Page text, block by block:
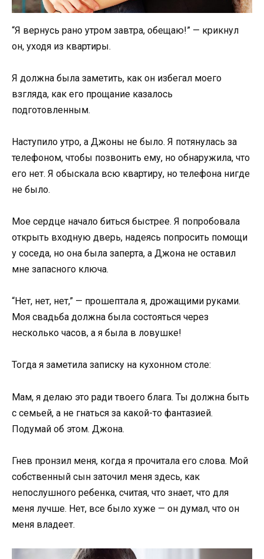
“Я вернусь рано утром завтра, обещаю!” — крикнул
он, уходя из квартиры.
Я должна была заметить, как он избегал моего
взгляда, как его прощание казалось
подготовленным.
Наступило утро, а Джоны не было. Я потянулась за
телефоном, чтобы позвонить ему, но обнаружила, что
его нет. Я обыскала всю квартиру, но телефона нигде
не было.
Мое сердце начало биться быстрее. Я попробовала
открыть входную дверь, надеясь попросить помощи
у соседа, но она была заперта, а Джона не оставил
мне запасного ключа.
“Нет, нет, нет,” — прошептала я, дрожащими руками.
Моя свадьба должна была состояться через
несколько часов, а я была в ловушке!
Тогда я заметила записку на кухонном столе:
Мам, я делаю это ради твоего блага. Ты должна быть
с семьей, а не гнаться за какой-то фантазией.
Подумай об этом. Джона.
Гнев пронзил меня, когда я прочитала его слова. Мой
собственный сын заточил меня здесь, как
непослушного ребенка, считая, что знает, что для
меня лучше. Нет, все было хуже — он думал, что он
меня владеет.